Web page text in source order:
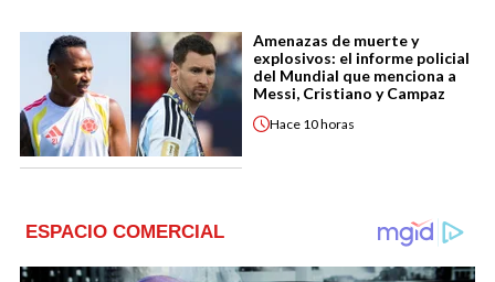
Amenazas de muerte y
explosivos: el informe policial
del Mundial que menciona a
Messi, Cristiano y Campaz
Hace 10 horas